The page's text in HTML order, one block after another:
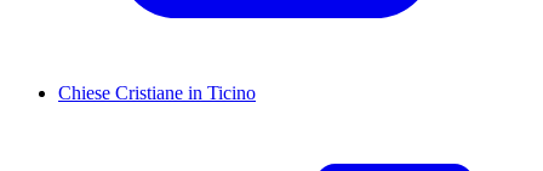
Chiese Cristiane in Ticino